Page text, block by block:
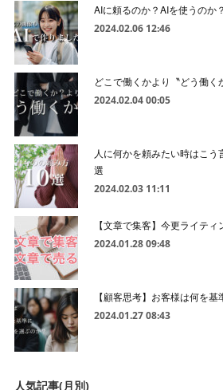
AIに頼るのか？AIを使うのか
2024.02.06 12:46
どこで働くかより〝どう働く
2024.02.04 00:05
人に何かを頼みたい時はこ
選
2024.02.03 11:11
【文章で集客】今更ライテ
2024.01.28 09:48
【顧客思考】お客様は何を
2024.01.27 08:43
人気記事(月別)